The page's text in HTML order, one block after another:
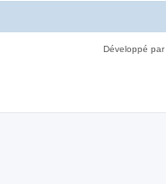
Développé par